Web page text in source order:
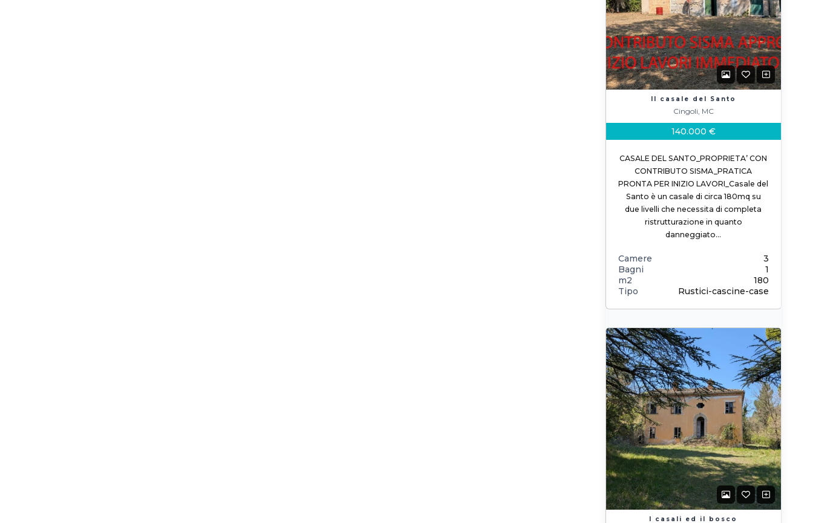
Il casale del Santo
Cingoli, MC
140.000 €
CASALE DEL SANTO_PROPRIETA’ CON
CONTRIBUTO SISMA_PRATICA
PRONTA PER INIZIO LAVORI_Casale del
Santo è un casale di circa 180mq su
due livelli che necessita di completa
ristrutturazione in quanto
danneggiato…
Camere
3
Bagni
1
m2
180
Tipo
Rustici-cascine-case
I casali ed il bosco